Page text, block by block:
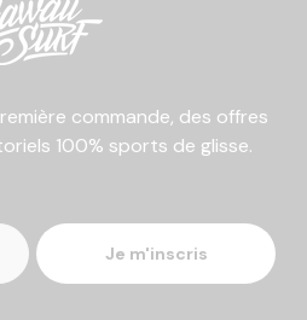
commande, des offres
100% sports de glisse.
Je m'inscris